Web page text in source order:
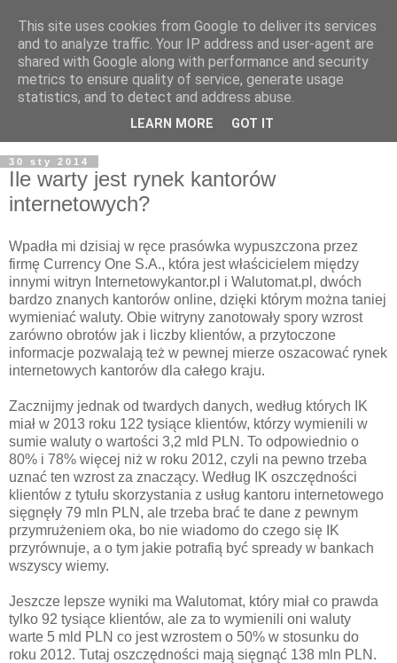
30 sty 2014
Ile warty jest rynek kantorów
internetowych?
Wpadła mi dzisiaj w ręce prasówka wypuszczona przez
firmę Currency One S.A., która jest właścicielem między
innymi witryn Internetowykantor.pl i Walutomat.pl, dwóch
bardzo znanych kantorów online, dzięki którym można taniej
wymieniać waluty. Obie witryny zanotowały spory wzrost
zarówno obrotów jak i liczby klientów, a przytoczone
informacje pozwalają też w pewnej mierze oszacować rynek
internetowych kantorów dla całego kraju.
Zacznijmy jednak od twardych danych, według których IK
miał w 2013 roku 122 tysiące klientów, którzy wymienili w
sumie waluty o wartości 3,2 mld PLN. To odpowiednio o
80% i 78% więcej niż w roku 2012, czyli na pewno trzeba
uznać ten wzrost za znaczący. Według IK oszczędności
klientów z tytułu skorzystania z usług kantoru internetowego
sięgnęły 79 mln PLN, ale trzeba brać te dane z pewnym
przymrużeniem oka, bo nie wiadomo do czego się IK
przyrównuje, a o tym jakie potrafią być spready w bankach
wszyscy wiemy.
Jeszcze lepsze wyniki ma Walutomat, który miał co prawda
tylko 92 tysiące klientów, ale za to wymienili oni waluty
warte 5 mld PLN co jest wzrostem o 50% w stosunku do
roku 2012. Tutaj oszczędności mają sięgnąć 138 mln PLN.
This site uses cookies from Google to deliver its services
and to analyze traffic. Your IP address and user-agent are
shared with Google along with performance and security
metrics to ensure quality of service, generate usage
statistics, and to detect and address abuse.
LEARN MORE GOT IT